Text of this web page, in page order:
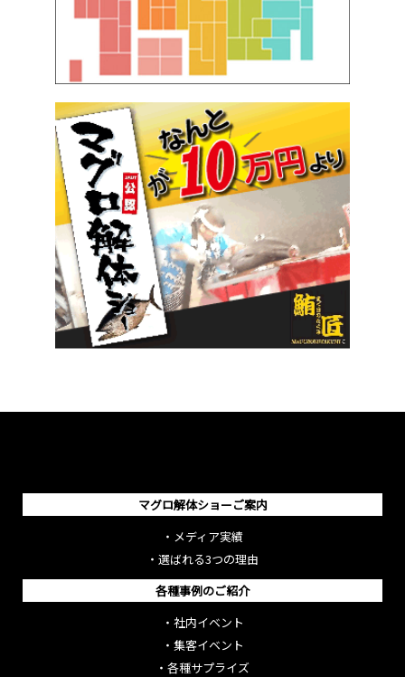
マグロ解体ショーご案内
・ メディア実績
・ 選ばれる3つの理由
各種事例のご紹介
・ 社内イベント
・ 集客イベント
・ 各種サプライズ